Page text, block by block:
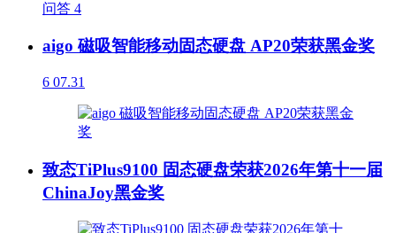
问答 4
aigo 磁吸智能移动固态硬盘 AP20荣获黑金奖
6 07.31
致态TiPlus9100 固态硬盘荣获2026年第十一届
ChinaJoy黑金奖